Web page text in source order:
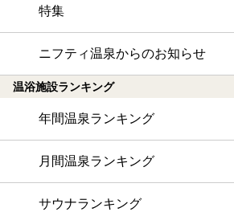
特集
ニフティ温泉からのお知らせ
温浴施設ランキング
年間温泉ランキング
月間温泉ランキング
サウナランキング